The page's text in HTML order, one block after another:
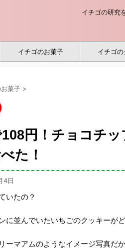
イチゴの研究
イチゴのお菓子 イチゴ
菓子 >
円！チョコチ
た！
4日
いたの？
に並んでいたいちごのクッキーがど
ーマアムのようなイメージ写真だか